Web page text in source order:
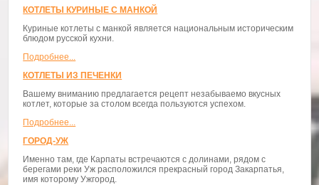
КОТЛЕТЫ КУРИНЫЕ С МАНКОЙ
Куриные котлеты с манкой является национальным историческим
блюдом русской кухни.
Подробнее...
КОТЛЕТЫ ИЗ ПЕЧЕНКИ
Вашему вниманию предлагается рецепт незабываемо вкусных
котлет, которые за столом всегда пользуются успехом.
Подробнее...
ГОРОД-УЖ
Именно там, где Карпаты встречаются с долинами, рядом с
берегами реки Уж расположился прекрасный город Закарпатья,
имя которому Ужгород.